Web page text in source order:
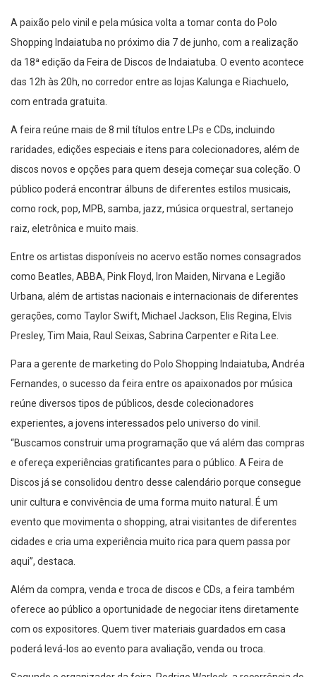
A paixão pelo vinil e pela música volta a tomar conta do Polo
Shopping Indaiatuba no próximo dia 7 de junho, com a realização
da 18ª edição da Feira de Discos de Indaiatuba. O evento acontece
das 12h às 20h, no corredor entre as lojas Kalunga e Riachuelo,
com entrada gratuita.
A feira reúne mais de 8 mil títulos entre LPs e CDs, incluindo
raridades, edições especiais e itens para colecionadores, além de
discos novos e opções para quem deseja começar sua coleção. O
público poderá encontrar álbuns de diferentes estilos musicais,
como rock, pop, MPB, samba, jazz, música orquestral, sertanejo
raiz, eletrônica e muito mais.
Entre os artistas disponíveis no acervo estão nomes consagrados
como Beatles, ABBA, Pink Floyd, Iron Maiden, Nirvana e Legião
Urbana, além de artistas nacionais e internacionais de diferentes
gerações, como Taylor Swift, Michael Jackson, Elis Regina, Elvis
Presley, Tim Maia, Raul Seixas, Sabrina Carpenter e Rita Lee.
Para a gerente de marketing do Polo Shopping Indaiatuba, Andréa
Fernandes, o sucesso da feira entre os apaixonados por música
reúne diversos tipos de públicos, desde colecionadores
experientes, a jovens interessados pelo universo do vinil.
“Buscamos construir uma programação que vá além das compras
e ofereça experiências gratificantes para o público. A Feira de
Discos já se consolidou dentro desse calendário porque consegue
unir cultura e convivência de uma forma muito natural. É um
evento que movimenta o shopping, atrai visitantes de diferentes
cidades e cria uma experiência muito rica para quem passa por
aqui”, destaca.
Além da compra, venda e troca de discos e CDs, a feira também
oferece ao público a oportunidade de negociar itens diretamente
com os expositores. Quem tiver materiais guardados em casa
poderá levá-los ao evento para avaliação, venda ou troca.